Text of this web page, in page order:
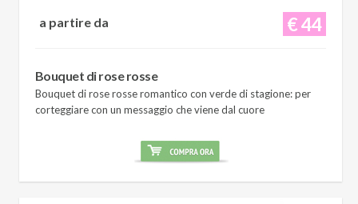
€ 44
a partire da
Bouquet di rose rosse
Bouquet di rose rosse romantico con verde di stagione: per
corteggiare con un messaggio che viene dal cuore